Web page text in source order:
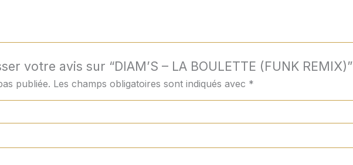
votre avis sur “DIAM’S – LA BOULETTE (FUNK REMIX)”
publiée. Les champs obligatoires sont indiqués avec *